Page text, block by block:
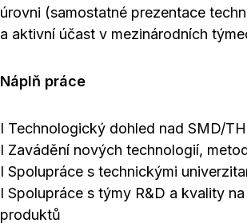
úrovni (samostatné prezentace
a aktivní účast v mezinárodních
Náplň práce
I Technologický dohled nad SMD/
I Zavádění nových technologií,
I Spolupráce s technickými
I Spolupráce s týmy R&D a kvality
produktů